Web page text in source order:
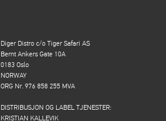
Diger Distro c/o Tiger Safari AS
Bernt Ankers Gate 10A
0183 Oslo
NORWAY
ORG Nr. 976 858 255 MVA
DISTRIBUSJON OG LABEL TJENESTER:
KRISTIAN KALLEVIK